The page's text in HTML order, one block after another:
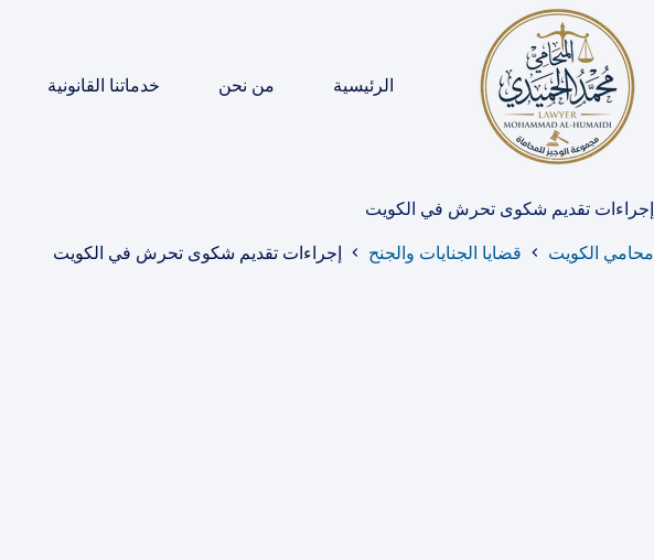
المحتوى
الرئيسية
من نحن خدماتنا القانونية
إجراءات تقديم شكوى تحرش في الكويت
محامي الكويت قضايا الجنايات والجنح إجراءات تقديم شكوى تحرش في الكويت